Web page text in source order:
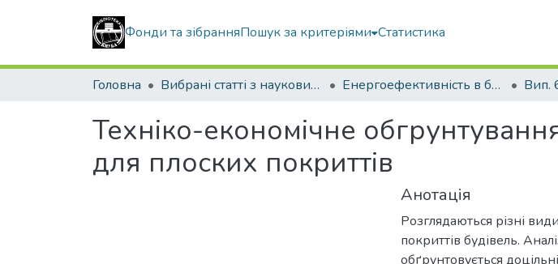
Фонди та зібранняПошук за критеріями Статистика
Головна Вибрані статті з наукових збірників КНУБА Енергоефективність в будівництві та архітектурі Вип.
Техніко-економічне
для плоских покриттів
Анотація
Розглядаються різні
покриттів будівель.
обґрунтовується